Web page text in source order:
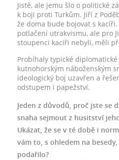
Jistě, ale jemu šlo o politické
k boji proti Turkům. Jiří z
že doma bude bojovat s
potlačení utrakvismu, ale pro
stoupenci kacíři nebyli, měli
Probíhaly typické
kutnohorským náboženským
ideologický boj uzavřen a
odstupem i papežství.
Jeden z důvodů, proč jste se
snaha sejmout z husitství
Ukázat, že se v té době i
vám to, s ohledem na
podařilo?